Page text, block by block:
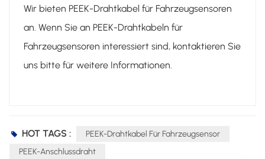
Wir bieten PEEK-Drahtkabel für Fahrzeugsensoren
an. Wenn Sie an PEEK-Drahtkabeln für
Fahrzeugsensoren interessiert sind, kontaktieren Sie
uns bitte für weitere Informationen.
HOT TAGS :
PEEK-Drahtkabel Für Fahrzeugsensor
PEEK-Anschlussdraht